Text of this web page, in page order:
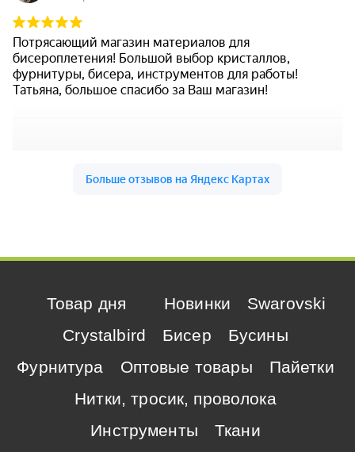
Товар дня Новинки
Swarovski
Crystalbird
Бисер
Бусины
Фурнитура
Оптовые товары
Пайетки
Нитки, тросик, проволока
Инструменты
Ткани